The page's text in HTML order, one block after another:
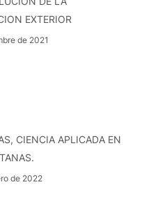
EXTERIOR
de 2021
CIENCIA APLICADA EN
de 2022